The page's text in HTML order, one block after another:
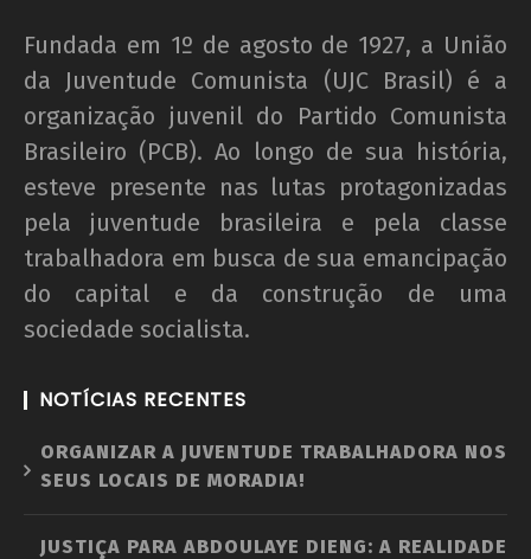
Fundada em 1º de agosto de 1927, a União
da Juventude Comunista (UJC Brasil) é a
organização juvenil do Partido Comunista
Brasileiro (PCB). Ao longo de sua história,
esteve presente nas lutas protagonizadas
pela juventude brasileira e pela classe
trabalhadora em busca de sua emancipação
do capital e da construção de uma
sociedade socialista.
NOTÍCIAS RECENTES
ORGANIZAR A JUVENTUDE TRABALHADORA NOS
SEUS LOCAIS DE MORADIA!
JUSTIÇA PARA ABDOULAYE DIENG: A REALIDADE